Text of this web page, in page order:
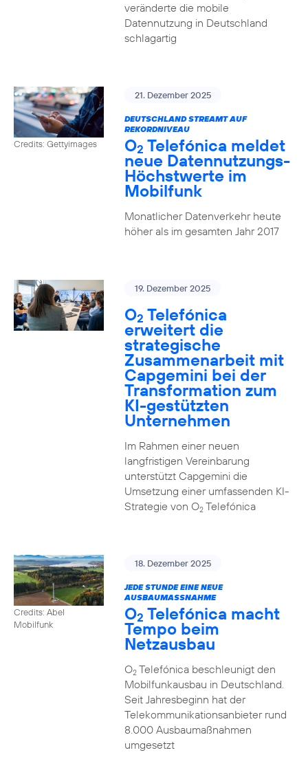
veränderte die mobile
Datennutzung in Deutschland
schlagartig
Credits: Gettyimages
21. Dezember 2025
DEUTSCHLAND STREAMT AUF
REKORDNIVEAU
O2 Telefónica meldet
neue Datennutzungs-
Höchstwerte im
Mobilfunk
Monatlicher Datenverkehr heute
höher als im gesamten Jahr 2017
19. Dezember 2025
O2 Telefónica
erweitert die
strategische
Zusammenarbeit mit
Capgemini bei der
Transformation zum
KI-gestützten
Unternehmen
Im Rahmen einer neuen
langfristigen Vereinbarung
unterstützt Capgemini die
Umsetzung einer umfassenden KI-
Strategie von O2Telefónica
Credits: Abel
Mobilfunk
18. Dezember 2025
JEDE STUNDE EINE NEUE
AUSBAUMASSNAHME
O2 Telefónica macht
Tempo beim
Netzausbau
O2Telefónica beschleunigt den
Mobilfunkausbau in Deutschland.
Seit Jahresbeginn hat der
Telekommunikationsanbieter rund
8.000 Ausbaumaßnahmen
umgesetzt